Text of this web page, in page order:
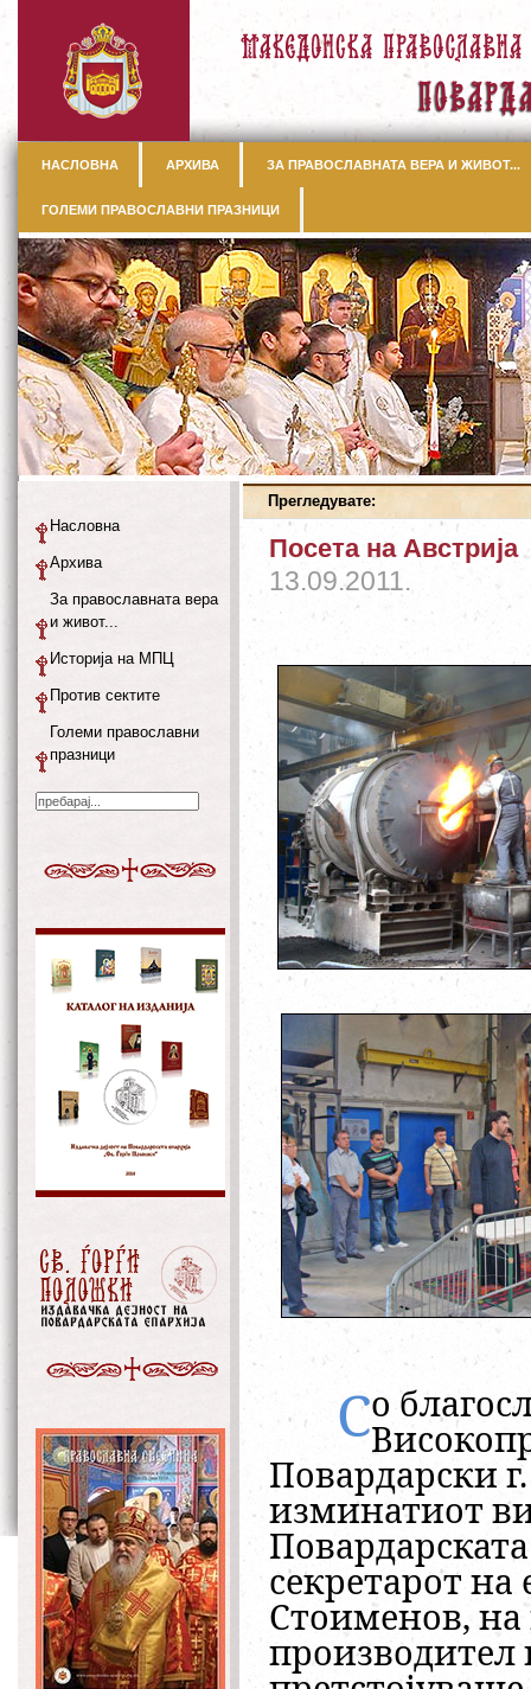
НАСЛОВНА АРХИВА ЗА ПРАВОСЛАВНАТА ВЕРА И ЖИВОТ...
ГОЛЕМИ ПРАВОСЛАВНИ ПРАЗНИЦИ
Прегледувате:
Посета на Австрија
13.09.2011.
Со
Повардарски
изминатиот
секретарот на
Стоименов, на
производител
Насловна
Архива
За православната вера
и живот...
Историја на МПЦ
Против сектите
Големи православни
празници